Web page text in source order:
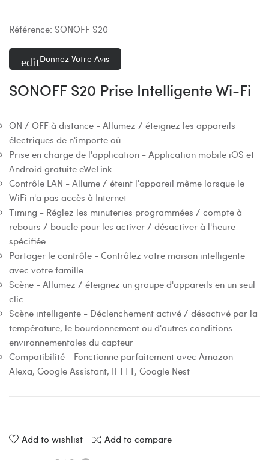
Référence: SONOFF S20
Donnez Votre Avis
SONOFF S20 Prise Intelligente Wi-Fi
ON / OFF à distance - Allumez / éteignez les appareils
électriques de n'importe où
Prise en charge de l'application - Application mobile iOS et
Android gratuite eWeLink
Contrôle LAN - Allume / éteint l'appareil même lorsque le
WiFi n'a pas accès à Internet
Timing - Réglez les minuteries programmées / compte à
rebours / boucle pour les activer / désactiver à l'heure
spécifiée
Partager le contrôle - Contrôlez votre maison intelligente
avec votre famille
Scène - Allumez / éteignez un groupe d'appareils en un seul
clic
Scène intelligente - Déclenchement activé / désactivé par la
température, le bourdonnement ou d'autres conditions
environnementales du capteur
Compatibilité - Fonctionne parfaitement avec Amazon
Alexa, Google Assistant, IFTTT, Google Nest
Add to wishlist
Add to compare